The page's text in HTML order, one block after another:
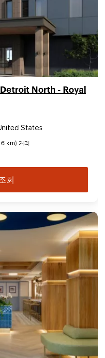
North - Royal
States
km) 거리
회